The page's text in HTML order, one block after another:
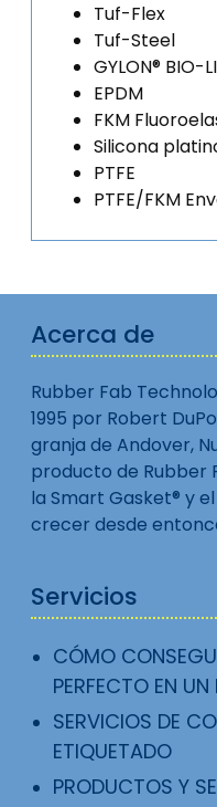
Tuf-Flex
Tuf-Steel
GYLON® BIO-
EPDM
FKM
Silicona
PTFE
PTFE/FKM
Acerca de
Rubber Fab
1995 por Robert
granja de Andover,
producto de Rubber
la Smart Gasket® y
crecer desde
Servicios
CÓMO
PERFECTO EN
SERVICIOS DE
ETIQUETADO
PRODUCTOS Y